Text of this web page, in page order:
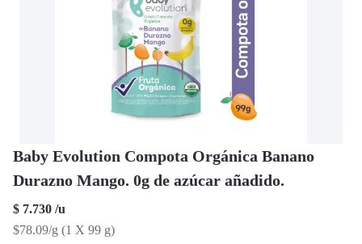
Baby Evolution Compota Orgánica Banano
Durazno Mango. 0g de azúcar añadido.
$ 7.730 /u
$78.09/g (1 X 99 g)